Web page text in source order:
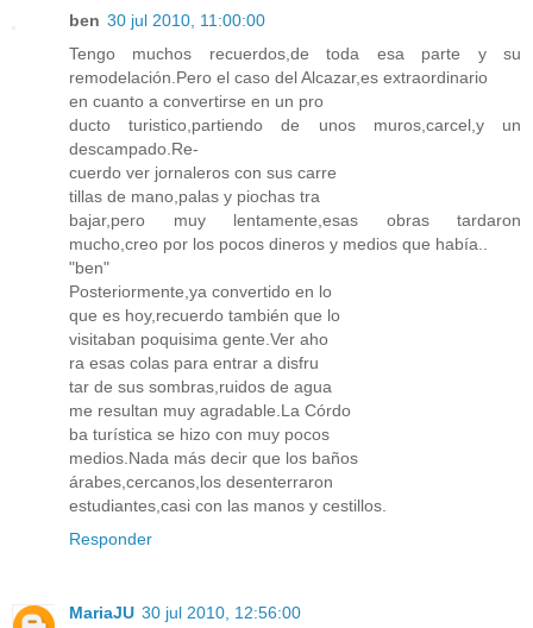
ben 30 jul 2010, 11:00:00
Tengo muchos recuerdos,de toda esa parte y su
remodelación.Pero el caso del Alcazar,es extraordinario
en cuanto a convertirse en un pro
ducto turistico,partiendo de unos muros,carcel,y un
descampado.Re-
cuerdo ver jornaleros con sus carre
tillas de mano,palas y piochas tra
bajar,pero muy lentamente,esas obras tardaron
mucho,creo por los pocos dineros y medios que había..
"ben"
Posteriormente,ya convertido en lo
que es hoy,recuerdo también que lo
visitaban poquisima gente.Ver aho
ra esas colas para entrar a disfru
tar de sus sombras,ruidos de agua
me resultan muy agradable.La Córdo
ba turística se hizo con muy pocos
medios.Nada más decir que los baños
árabes,cercanos,los desenterraron
estudiantes,casi con las manos y cestillos.
Responder
MariaJU 30 jul 2010, 12:56:00